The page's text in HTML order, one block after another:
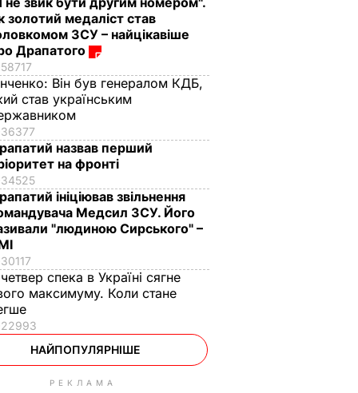
золотий медаліст став
ЗСУ – найцікавіше
Драпатого
58717
Він був генералом КДБ,
став українським
36377
назвав перший
на фронті
34525
ініціював звільнення
Медсил ЗСУ. Його
"людиною Сирського" –
30117
спека в Україні сягне
максимуму. Коли стане
22993
НАЙПОПУЛЯРНІШЕ
РЕКЛАМА